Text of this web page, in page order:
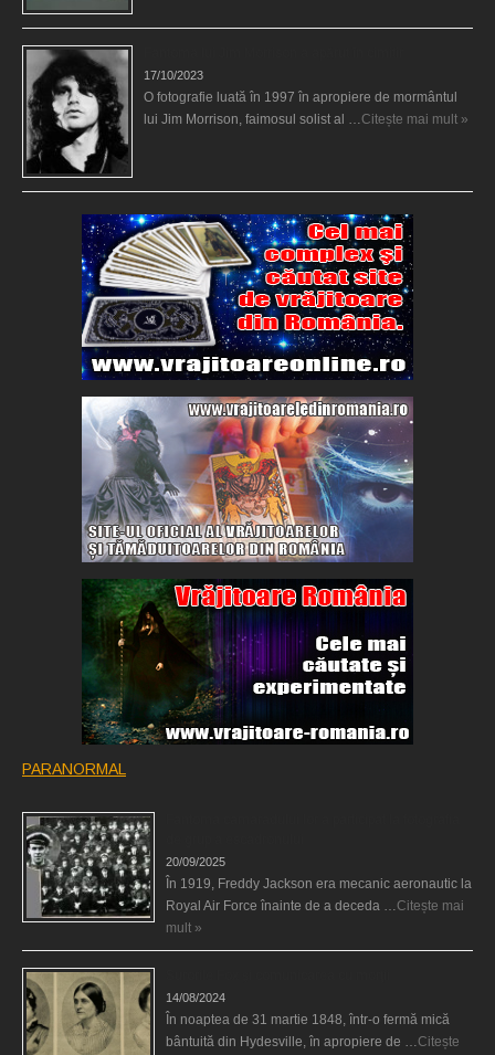
17/10/2023
O fotografie luată în 1997 în apropiere de mormântul
lui Jim Morrison, faimosul solist al …Citește mai mult »
PARANORMAL
20/09/2025
În 1919, Freddy Jackson era mecanic aeronautic la
Royal Air Force înainte de a deceda …Citește mai
mult »
14/08/2024
În noaptea de 31 martie 1848, într-o fermă mică
bântuită din Hydesville, în apropiere de …Citește